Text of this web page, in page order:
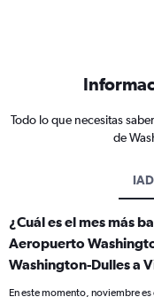
Todo lo que necesitas
de
¿Cuál es el mes más
Aeropuerto
Washington-Dulles a
En este momento, noviembre es